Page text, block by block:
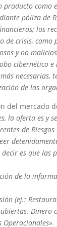
como
póliza de
los
crisis, como
y no
cibernético
de las
del mercado
la oferta es y
de
es que
de la
(ej.:
Dinero
Operacionales».